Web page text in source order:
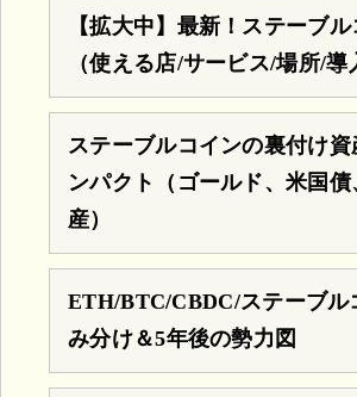
【拡大中】最新！ステーブ
（使える店/サービス/場所/導
ステーブルコインの裏付け資
ンパクト（ゴールド、米国
産）
ETH/BTC/CBDC/ステーブル
み分け＆5年後の勢力図